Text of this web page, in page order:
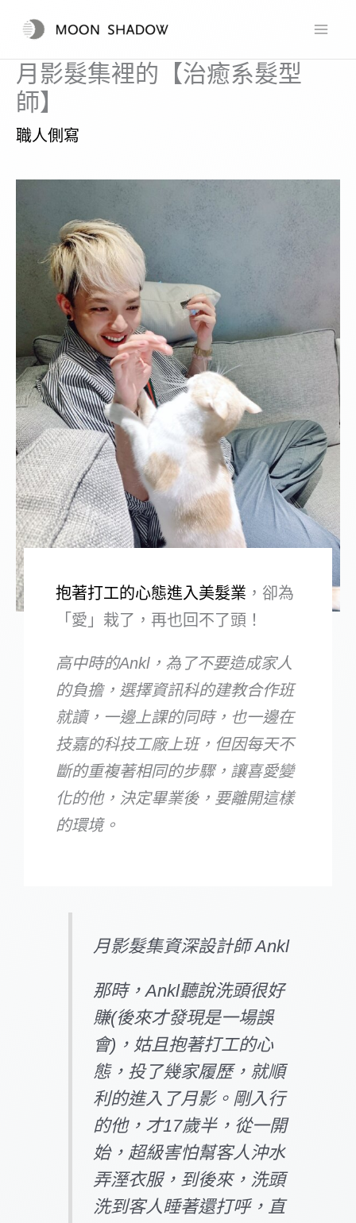
月影髮集裡的【治癒系髮型
師】
職人側寫
抱著打工的心態進入美髮業 ，卻為
「愛」栽了，再也回不了頭！
高中時的Ankl，為了不要造成家人
的負擔，選擇資訊科的建教合作班
就讀，一邊上課的同時，也一邊在
技嘉的科技工廠上班，但因每天不
斷的重複著相同的步驟，讓喜愛變
化的他，決定畢業後，要離開這樣
的環境。
月影髮集資深設計師 Ankl
那時，Ankl聽說洗頭很好
賺(後來才發現是一場誤
會)，姑且抱著打工的心
態，投了幾家履歷，就順
利的進入了月影。剛入行
的他，才17歲半，從一開
始，超級害怕幫客人沖水
弄溼衣服，到後來，洗頭
洗到客人睡著還打呼，直